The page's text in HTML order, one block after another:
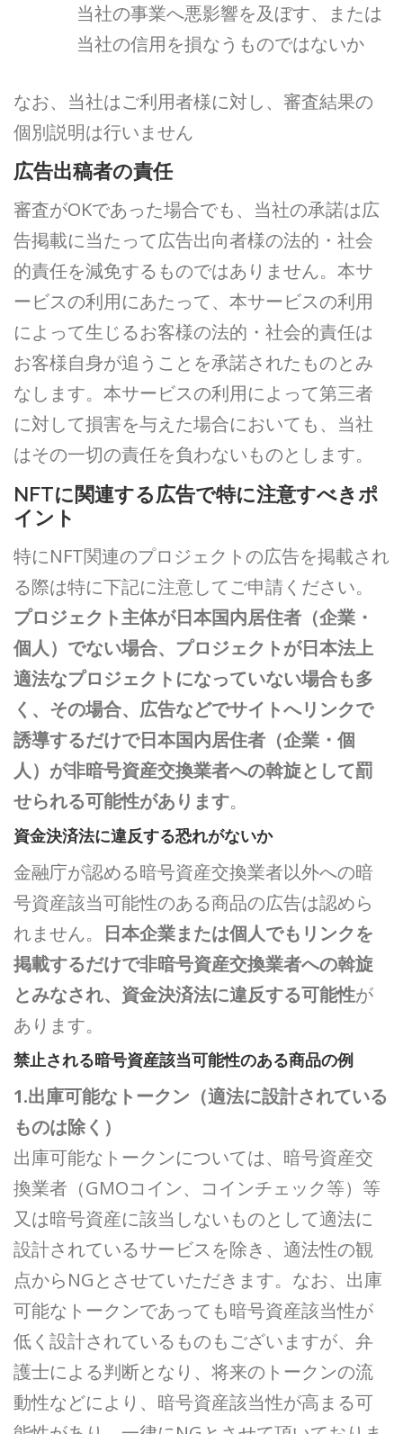
当社の事業へ悪影響を及ぼす、または
当社の信用を損なうものではないか
なお、当社はご利用者様に対し、審査結果の
個別説明は行いません
広告出稿者の責任
審査がOKであった場合でも、当社の承諾は広
告掲載に当たって広告出向者様の法的・社会
的責任を減免するものではありません。本サ
ービスの利用にあたって、本サービスの利用
によって生じるお客様の法的・社会的責任は
お客様自身が追うことを承諾されたものとみ
なします。本サービスの利用によって第三者
に対して損害を与えた場合においても、当社
はその一切の責任を負わないものとします。
NFTに関連する広告で特に注意すべきポ
イント
特にNFT関連のプロジェクトの広告を掲載され
る際は特に下記に注意してご申請ください。
プロジェクト主体が日本国内居住者（企業・
個人）でない場合、プロジェクトが日本法上
適法なプロジェクトになっていない場合も多
く、その場合、広告などでサイトへリンクで
誘導するだけで日本国内居住者（企業・個
人）が非暗号資産交換業者への斡旋として罰
せられる可能性があります。
資金決済法に違反する恐れがないか
金融庁が認める暗号資産交換業者以外への暗
号資産該当可能性のある商品の広告は認めら
れません。 日本企業または個人でもリンクを
掲載するだけで非暗号資産交換業者への斡旋
とみなされ、資金決済法に違反する可能性が
あります。
禁止される暗号資産該当可能性のある商品の例
1.出庫可能なトークン（適法に設計されている
ものは除く）
出庫可能なトークンについては、暗号資産交
換業者（GMOコイン、コインチェック等）等
又は暗号資産に該当しないものとして適法に
設計されているサービスを除き、適法性の観
点からNGとさせていただきます。なお、出庫
可能なトークンであっても暗号資産該当性が
低く設計されているものもございますが、弁
護士による判断となり、将来のトークンの流
動性などにより、暗号資産該当性が高まる可